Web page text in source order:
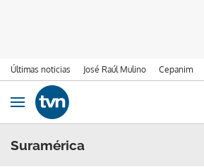
Últimas noticias José Raúl Mulino Cepanim
Ir al contenido
Obrir navegació
Suramérica